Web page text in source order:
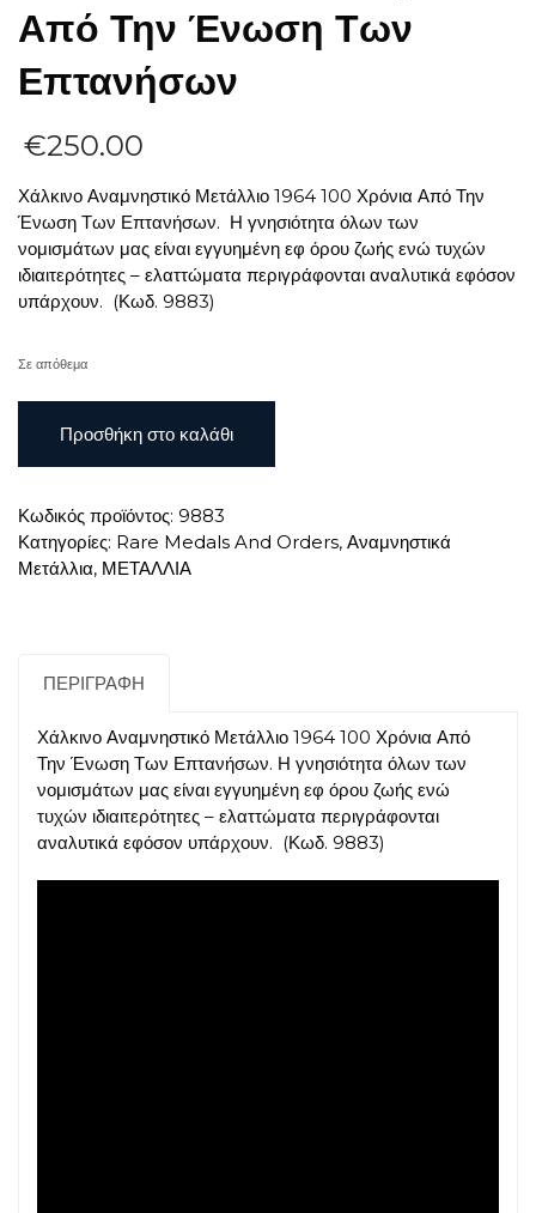
Από Την Ένωση Των
Επτανήσων
€250.00
Χάλκινο Αναμνηστικό Μετάλλιο 1964 100 Χρόνια Από Την
Ένωση Των Επτανήσων. Η γνησιότητα όλων των
νομισμάτων μας είναι εγγυημένη εφ όρου ζωής ενώ τυχών
ιδιαιτερότητες – ελαττώματα περιγράφονται αναλυτικά εφόσον
υπάρχουν. (Κωδ. 9883)
Σε απόθεμα
Αναμνηστικό
Μετάλλιο
100
Χρόνια
Από
Επτανήσων
Προσθήκη στο καλάθι
Κωδικός προϊόντος: 9883
Κατηγορίες: Rare Medals And Orders, Αναμνηστικά
Μετάλλια, ΜΕΤΑΛΛΙΑ
ΠΕΡΙΓΡΑΦΉ
Χάλκινο Αναμνηστικό Μετάλλιο 1964 100 Χρόνια Από
Την Ένωση Των Επτανήσων. Η γνησιότητα όλων των
νομισμάτων μας είναι εγγυημένη εφ όρου ζωής ενώ
τυχών ιδιαιτερότητες – ελαττώματα περιγράφονται
αναλυτικά εφόσον υπάρχουν. (Κωδ. 9883)